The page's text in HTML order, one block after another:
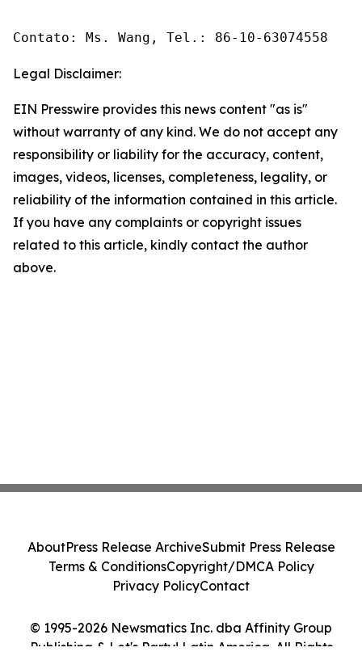
Contato: Ms. Wang, Tel.: 86-10-63074558
Legal Disclaimer:
EIN Presswire provides this news content "as is"
without warranty of any kind. We do not accept any
responsibility or liability for the accuracy, content,
images, videos, licenses, completeness, legality, or
reliability of the information contained in this article.
If you have any complaints or copyright issues
related to this article, kindly contact the author
above.
© 1995-2026 Newsmatics Inc. dba Affinity Group
Publishing & Let's Party! Latin America. All Rights
AboutPress Release ArchiveSubmit Press Release
Terms & ConditionsCopyright/DMCA Policy
Privacy PolicyContact